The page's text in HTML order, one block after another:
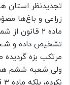
ماده ۲
تشخیص داده و
مرتکب بزه
ولی شعبه ششم